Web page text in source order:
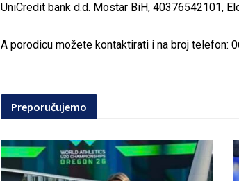
UniCredit bank d.d. Mostar BiH, 40376542101,
A porodicu možete kontaktirati i na broj telefon:
Preporučujemo